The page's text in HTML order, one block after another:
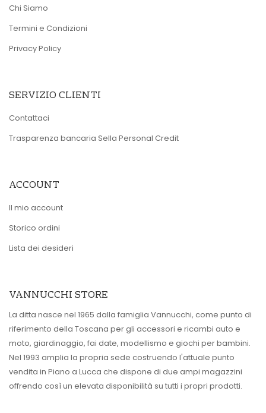
Chi Siamo
Termini e Condizioni
Privacy Policy
SERVIZIO CLIENTI
Contattaci
Trasparenza bancaria Sella Personal Credit
ACCOUNT
Il mio account
Storico ordini
Lista dei desideri
VANNUCCHI STORE
La ditta nasce nel 1965 dalla famiglia Vannucchi, come punto di
riferimento della Toscana per gli accessori e ricambi auto e
moto, giardinaggio, fai date, modellismo e giochi per bambini.
Nel 1993 amplia la propria sede costruendo l'attuale punto
vendita in Piano a Lucca che dispone di due ampi magazzini
offrendo così un elevata disponibilità su tutti i propri prodotti.